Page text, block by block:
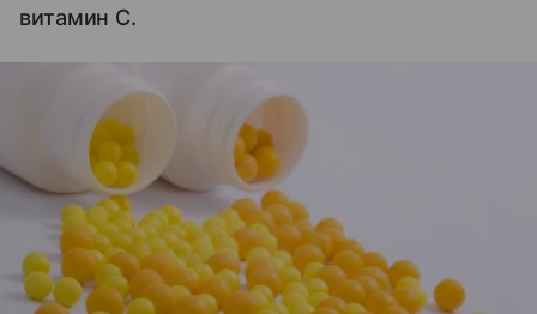
витамин С.